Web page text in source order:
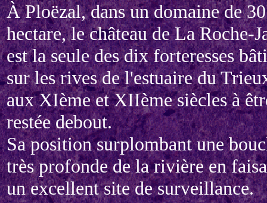
À Ploëzal, dans un domaine de 30
hectare, le château de La Roche-
est la seule des dix forteresses
sur les rives de l'estuaire du
aux XIème et XIIème siècles à
restée debout.
Sa position surplombant une
très profonde de la rivière en
un excellent site de surveillance.